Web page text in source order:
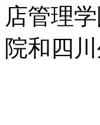
店管理
院和四